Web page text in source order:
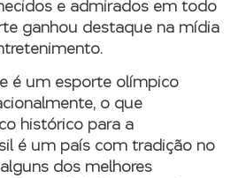
e admirados em todo
ganhou destaque na mídia
é um esporte olímpico
o que
histórico para a
é um país com tradição no
dos melhores